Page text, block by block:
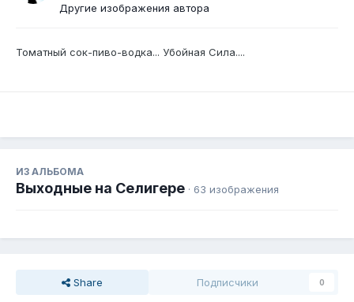
Другие изображения автора
Томатный сок-пиво-водка... Убойная Сила....
ИЗ АЛЬБОМА
Выходные на Селигере · 63 изображения
Share Подписчики 0